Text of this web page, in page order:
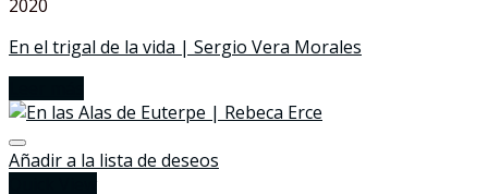
2020
En el trigal de la vida | Sergio Vera Morales
Añadir a la lista de deseos